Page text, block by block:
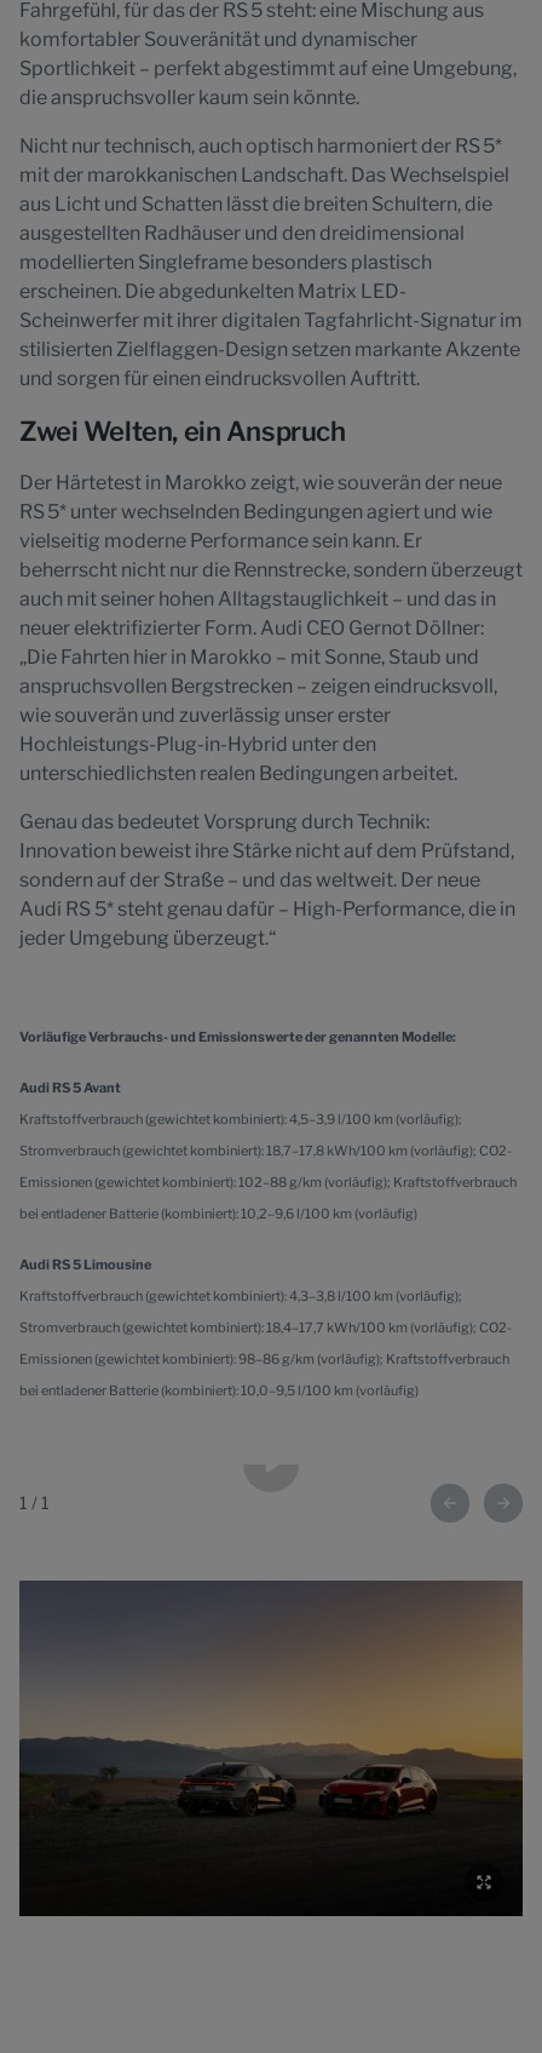
Fahrgefühl, für das der RS 5 steht: eine Mischung aus
komfortabler Souveränität und dynamischer
Sportlichkeit – perfekt abgestimmt auf eine Umgebung,
die anspruchsvoller kaum sein könnte.
Nicht nur technisch, auch optisch harmoniert der RS 5*
mit der marokkanischen Landschaft. Das Wechselspiel
aus Licht und Schatten lässt die breiten Schultern, die
ausgestellten Radhäuser und den dreidimensional
modellierten Singleframe besonders plastisch
erscheinen. Die abgedunkelten Matrix LED-
Scheinwerfer mit ihrer digitalen Tagfahrlicht-Signatur im
stilisierten Zielflaggen-Design setzen markante Akzente
und sorgen für einen eindrucksvollen Auftritt.
Zwei Welten, ein Anspruch
Der Härtetest in Marokko zeigt, wie souverän der neue
RS 5* unter wechselnden Bedingungen agiert und wie
vielseitig moderne Performance sein kann. Er
beherrscht nicht nur die Rennstrecke, sondern überzeugt
auch mit seiner hohen Alltagstauglichkeit – und das in
neuer elektrifizierter Form. Audi CEO Gernot Döllner:
„Die Fahrten hier in Marokko – mit Sonne, Staub und
anspruchsvollen Bergstrecken – zeigen eindrucksvoll,
wie souverän und zuverlässig unser erster
Hochleistungs-Plug-in-Hybrid unter den
unterschiedlichsten realen Bedingungen arbeitet.
Genau das bedeutet Vorsprung durch Technik:
Innovation beweist ihre Stärke nicht auf dem Prüfstand,
sondern auf der Straße – und das weltweit. Der neue
Audi RS 5* steht genau dafür – High-Performance, die in
jeder Umgebung überzeugt.“
Vorläufige Verbrauchs- und Emissionswerte der genannten Modelle:
Audi RS 5 Avant
Kraftstoffverbrauch (gewichtet kombiniert): 4,5–3,9 l/100 km (vorläufig);
Stromverbrauch (gewichtet kombiniert): 18,7–17,8 kWh/100 km (vorläufig); CO2-
Emissionen (gewichtet kombiniert): 102–88 g/km (vorläufig); Kraftstoffverbrauch
bei entladener Batterie (kombiniert): 10,2–9,6 l/100 km (vorläufig)
Audi RS 5 Limousine
Kraftstoffverbrauch (gewichtet kombiniert): 4,3–3,8 l/100 km (vorläufig);
Stromverbrauch (gewichtet kombiniert): 18,4–17,7 kWh/100 km (vorläufig); CO2-
Emissionen (gewichtet kombiniert): 98–86 g/km (vorläufig); Kraftstoffverbrauch
bei entladener Batterie (kombiniert): 10,0–9,5 l/100 km (vorläufig)
1 / 1